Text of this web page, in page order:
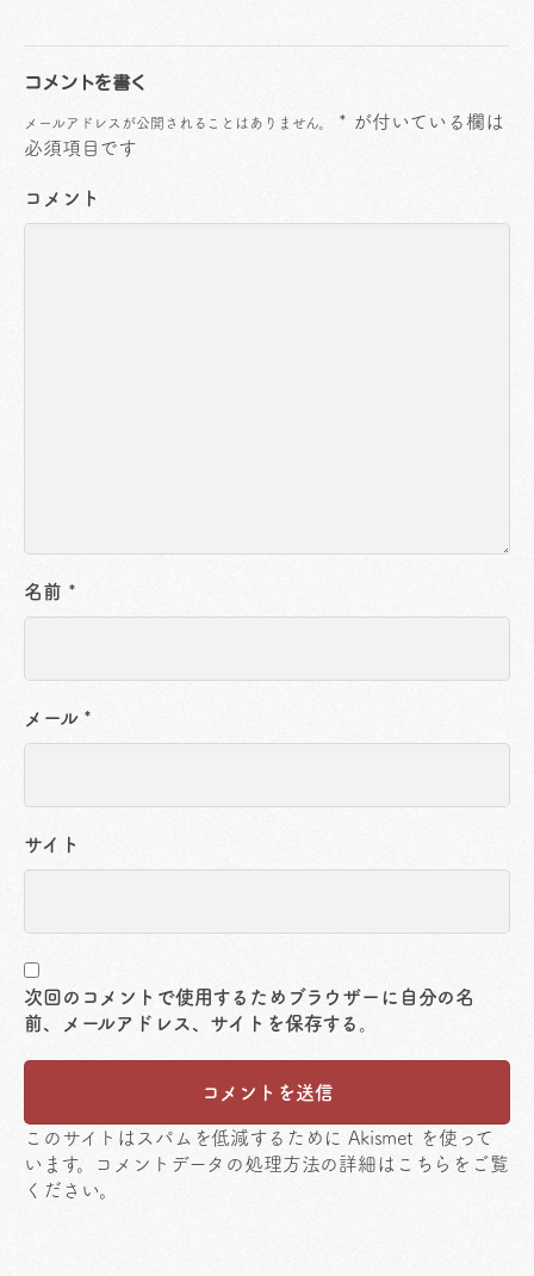
コメントを書く
メールアドレスが公開されることはありません。 * が付いている欄は
必須項目です
コメント
名前 *
メール *
サイト
次回のコメントで使用するためブラウザーに自分の名
前、メールアドレス、サイトを保存する。
このサイトはスパムを低減するために Akismet を使って
います。
コメントデータの処理方法の詳細はこちらをご覧
ください。